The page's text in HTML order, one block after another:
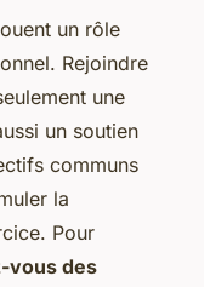
un rôle
Rejoindre
une
un soutien
communs
la
Pour
vous des